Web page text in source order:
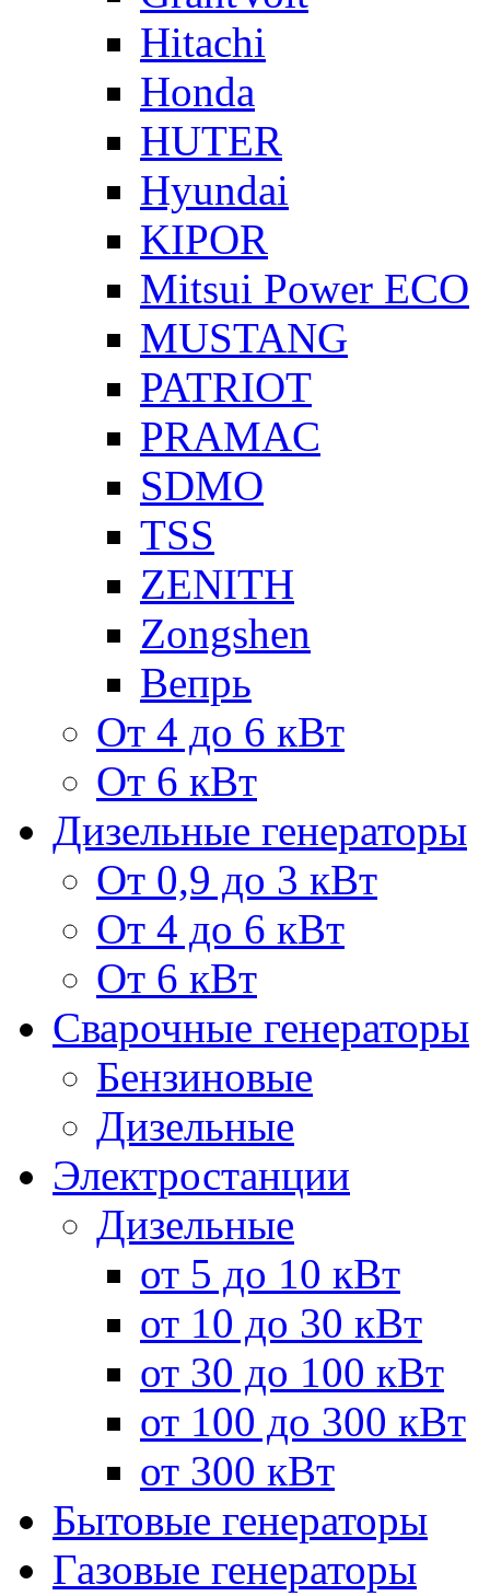
Hitachi
Honda
HUTER
Hyundai
KIPOR
Mitsui Power ECO
MUSTANG
PATRIOT
PRAMAC
SDMO
TSS
ZENITH
Zongshen
Вепрь
От 4 до 6 кВт
От 6 кВт
Дизельные генераторы
От 0,9 до 3 кВт
От 4 до 6 кВт
От 6 кВт
Сварочные генераторы
Бензиновые
Дизельные
Электростанции
Дизельные
от 5 до 10 кВт
от 10 до 30 кВт
от 30 до 100 кВт
от 100 до 300 кВт
от 300 кВт
Бытовые генераторы
Газовые генераторы